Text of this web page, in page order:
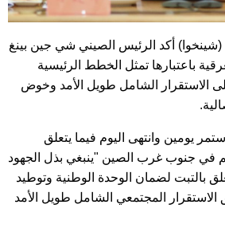
بكين 25 أغسطس 2015 (شينخوا) أكد الرئيس الصيني شي جين بينغ
باعتبارها تمثل الخطط الرئيسية
الاستقرار الشامل طويل الأمد وخوض
يومين وانتهى اليوم فيما يتعلق
في جنوب غرب الصين "ينبغي بذل الجهود
بالتبت لضمان الوحدة الوطنية وتوطيد
الاستقرار المجتمعي الشامل طويل الأمد